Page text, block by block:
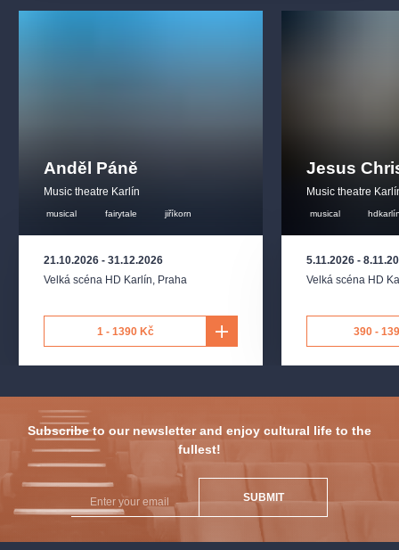
Anděl Páně
Music theatre Karlín
musical fairytale jiříkorn
21.10.2026 - 31.12.2026
Velká scéna HD Karlín, Praha
1 - 1390 Kč
Jesus
Music theatre
musical
5.11.2026 -
Velká scéna HD
390 -
Subscribe to our newsletter and enjoy cultural life to the
fullest!
SUBMIT